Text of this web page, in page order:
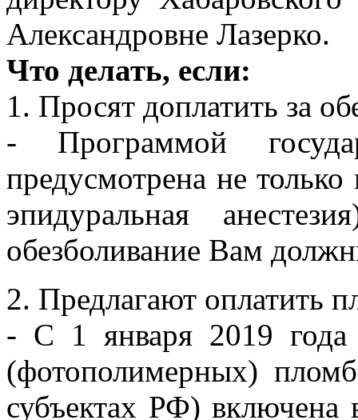
Александровне Лазерко.
Что делать, если:
1. Просят доплатить за
- Программой
предусмотрена не
эпидуральная
обезболивание Вам
2. Предлагают оплатить
- C 1 января 2019 года
(фотополимерных)
субъектах РФ)